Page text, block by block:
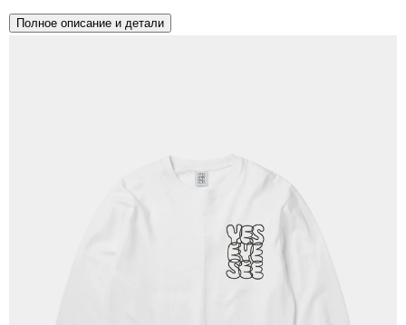
Полное описание и детали